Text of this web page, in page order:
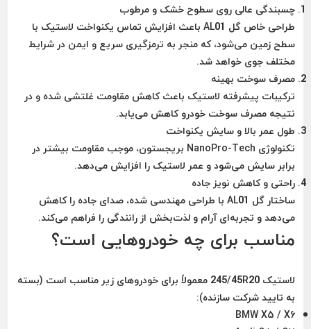
چسبندگی عالی روی سطوح خشک و مرطوب
طراحی خاص گل AL01 باعث افزایش تماس یکنواخت لاستیک با
سطح زمین می‌شود، که منجر به ترمزگیری سریع و ایمن در شرایط
مختلف جوی خواهد شد.
مصرف سوخت بهینه
ترکیبات پیشرفته لاستیک باعث کاهش مقاومت غلتشی شده و در
نتیجه مصرف سوخت خودرو کاهش می‌یابد.
طول عمر بالا و سایش یکنواخت
تکنولوژی NanoPro-Tech بریجستون، موجب مقاومت بیشتر در
برابر سایش می‌شود و عمر لاستیک را افزایش می‌دهد.
راحتی و کاهش نویز جاده
ساختار گل AL01 با طراحی مهندسی شده، صدای جاده را کاهش
می‌دهد و تجربه‌ای آرام و لذت‌بخش از رانندگی را فراهم می‌کند.
مناسب برای چه خودروهایی است؟
لاستیک 245/45R20 معمولاً برای خودروهای زیر مناسب است (بسته
به تایید شرکت سازنده):
BMW X5 / X6